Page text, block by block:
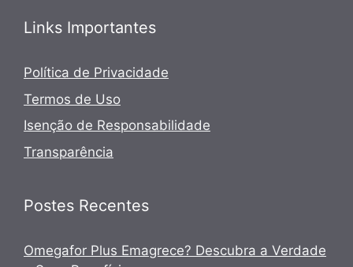
Links Importantes
Política de Privacidade
Termos de Uso
Isenção de Responsabilidade
Transparência
Postes Recentes
Omegafor Plus Emagrece? Descubra a Verdade